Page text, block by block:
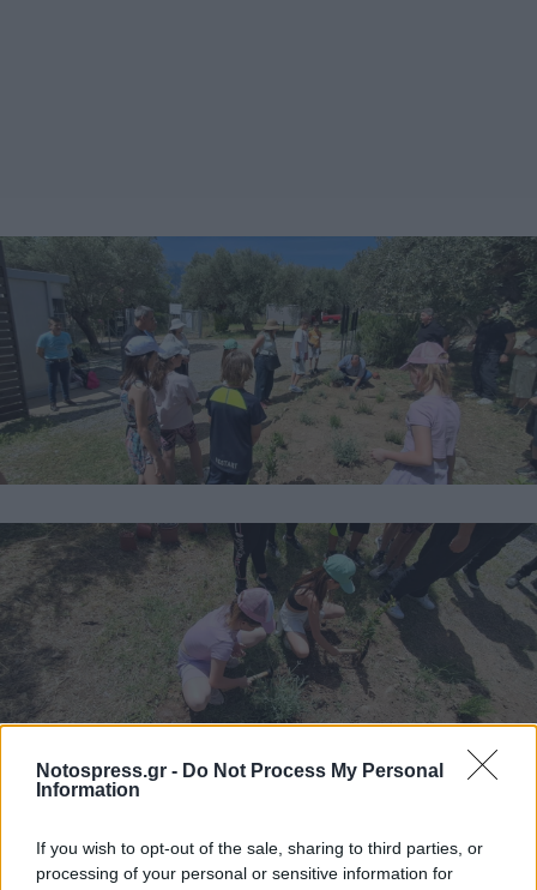
Notospress.gr - Do Not Process My Personal
Information
If you wish to opt-out of the sale, sharing to third parties, or
processing of your personal or sensitive information for